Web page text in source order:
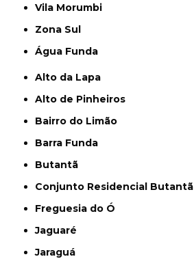
Vila Morumbi
Zona Sul
Água Funda
Alto da Lapa
Alto de Pinheiros
Bairro do Limão
Barra Funda
Butantã
Conjunto Residencial Butantã
Freguesia do Ó
Jaguaré
Jaraguá